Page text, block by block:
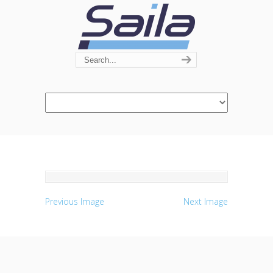
Previous Image Next Image